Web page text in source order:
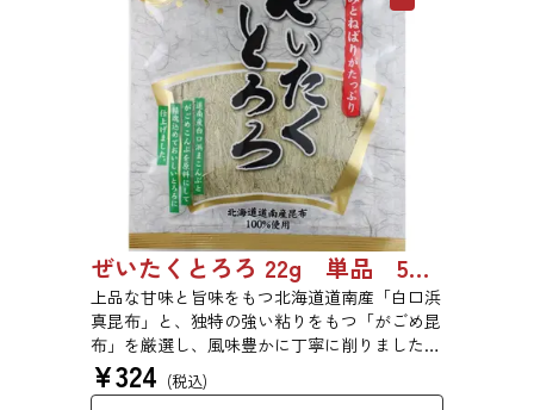
ぜいたくとろろ 22g 単品 5袋セット 20袋セット 1743
上品な甘味と旨味をもつ北海道道南産「白口浜
真昆布」と、独特の強い粘りをもつ「がごめ昆
布」を厳選し、風味豊かに丁寧に削りました。
ぜいたくな味を、思う存分にご堪能ください。
¥324 (税込)